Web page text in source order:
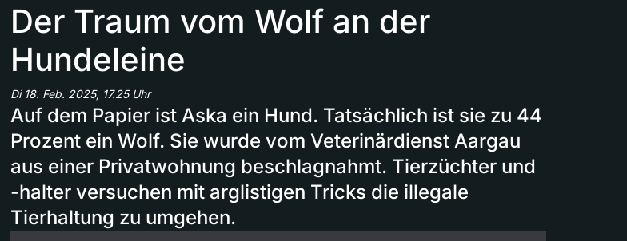
Der Traum vom Wolf an der
Hundeleine
Di 18. Feb. 2025, 17.25 Uhr
Auf dem Papier ist Aska ein Hund. Tatsächlich ist sie zu 44
Prozent ein Wolf. Sie wurde vom Veterinärdienst Aargau
aus einer Privatwohnung beschlagnahmt. Tierzüchter und
-halter versuchen mit arglistigen Tricks die illegale
Tierhaltung zu umgehen.